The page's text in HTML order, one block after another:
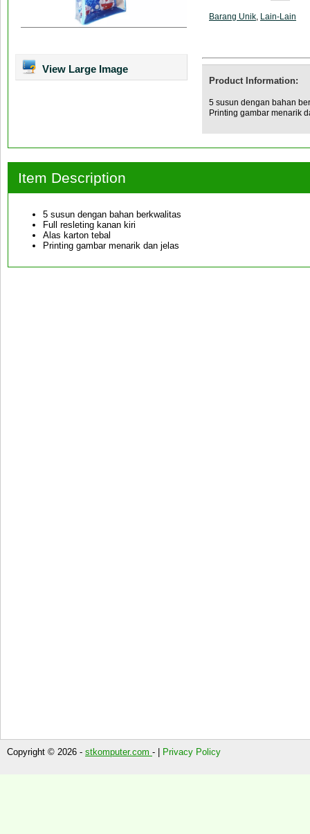
View Large Image
Barang Unik, Lain-Lain
Product Information:
5 susun dengan bahan
Printing gambar menarik
Item Description
5 susun dengan bahan berkwalitas
Full resleting kanan kiri
Alas karton tebal
Printing gambar menarik dan jelas
Copyright © 2026 - stkomputer.com - | Privacy Policy